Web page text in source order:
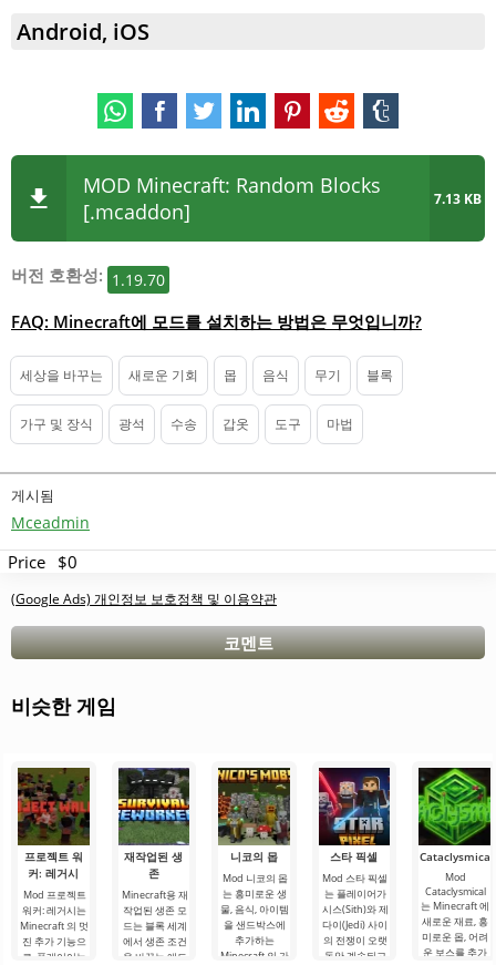
Android, iOS
MOD Minecraft: Random Blocks
[.mcaddon]
7.13 KB
버전 호환성: 1.19.70
FAQ: Minecraft에 모드를 설치하는 방법은 무엇입니까?
세상을 바꾸는 새로운 기회 몹 음식 무기 블록
가구 및 장식 광석 수송 갑옷 도구 마법
게시됨
Mceadmin
Price $0
(Google Ads) 개인정보 보호정책 및 이용약관
코멘트
비슷한 게임
프로젝트 워
커: 레거시
Mod 프로젝트
워커: 레거시는
Minecraft 의 멋
진 추가 기능으
로, 플레이어는
재작업된 생
존
Minecraft용 재
작업된 생존 모
드는 블록 세계
에서 생존 조건
을 바꾸는 애드
니코의 몹
Mod 니코의 몹
는 흥미로운 생
물, 음식, 아이템
을 샌드박스에
추가하는
Minecraft 의 가
스타 픽셀
Mod 스타 픽셀
는 플레이어가
시스(Sith)와 제
다이(Jedi) 사이
의 전쟁이 오랫
동안 계속되고
Cataclysmical
Mod
Cataclysmical
는 Minecraft 에
새로운 재료, 흥
미로운 몹, 어려
운 보스를 추가